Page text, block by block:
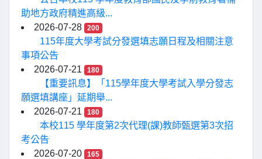
助地方政府精進高級...
2026-07-28
200
115年度大學考試分發選填志願日程及相關注意
事項公告
2026-07-21
180
【重要訊息】「115學年度大學考試入學分發志
願選填講座」延期舉...
2026-07-21
180
本校115 學年度第2次代理(課)教師甄選第3次招
考公告
2026-07-20
165